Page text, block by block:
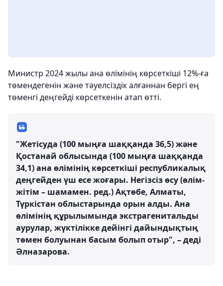
Министр 2024 жылы ана өлімінің көрсеткіші 12%-ға
төмендегенін және тәуелсіздік алғаннан бергі ең
төменгі деңгейді көрсеткенін атап өтті.
"Жетісуда (100 мыңға шаққанда 36,5) және
Қостанай облысында (100 мыңға шаққанда
34,1) ана өлімінің көрсеткіші республикалық
деңгейден үш есе жоғары. Негізсіз өсу (өлім-
жітім – шамамен. ред.) Ақтөбе, Алматы,
Түркістан облыстарында орын алды. Ана
өлімінің құрылымында экстрагенитальды
аурулар, жүктілікке дейінгі дайындықтың
төмен болуынан басым болып отыр", – деді
Әлназарова.